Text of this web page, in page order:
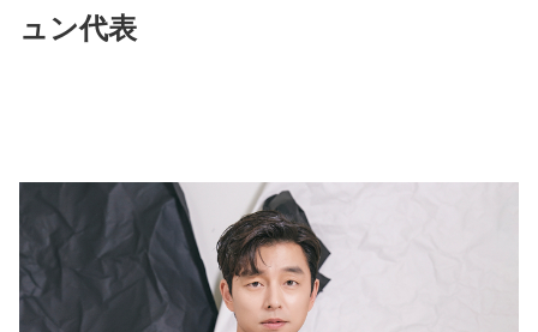
ュン代表